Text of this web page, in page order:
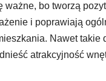
ważne, bo tworzą
i poprawiają
Nawet takie
atrakcyjność